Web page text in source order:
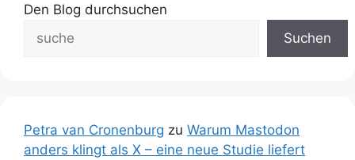
Den Blog durchsuchen
Suchen
Petra van Cronenburg zu Warum Mastodon
anders klingt als X – eine neue Studie liefert